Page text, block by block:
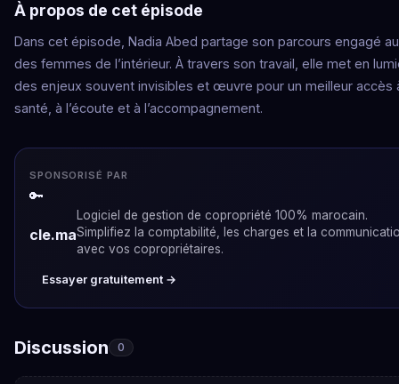
À propos de cet épisode
Dans cet épisode, Nadia Abed partage son parcours engagé
des femmes de l’intérieur. À travers son travail, elle met en
des enjeux souvent invisibles et œuvre pour un meilleur accès
santé, à l’écoute et à l’accompagnement.
SPONSORISÉ PAR
🔑
cle.ma
Logiciel de gestion de copropriété 100% marocain.
Simplifiez la comptabilité, les charges et la
avec vos copropriétaires.
Essayer gratuitement →
Discussion 0